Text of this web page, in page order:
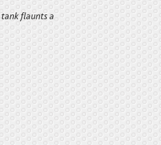
flaunts a